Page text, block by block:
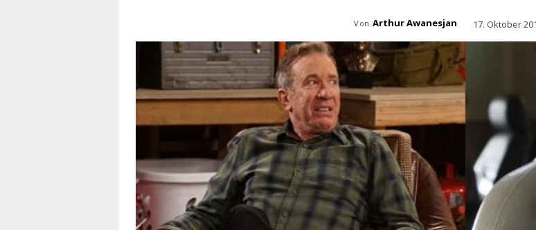
Von Arthur Awanesjan 17. Oktober